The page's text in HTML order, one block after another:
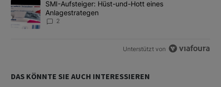
Ein Trendartikel mit dem Titel "SMI-Aufsteiger: Hüst-und-Hott
SMI-Aufsteiger: Hüst-und-Hott eines
Anlagestrategen
2
Unterstützt von
DAS KÖNNTE SIE AUCH INTERESSIEREN